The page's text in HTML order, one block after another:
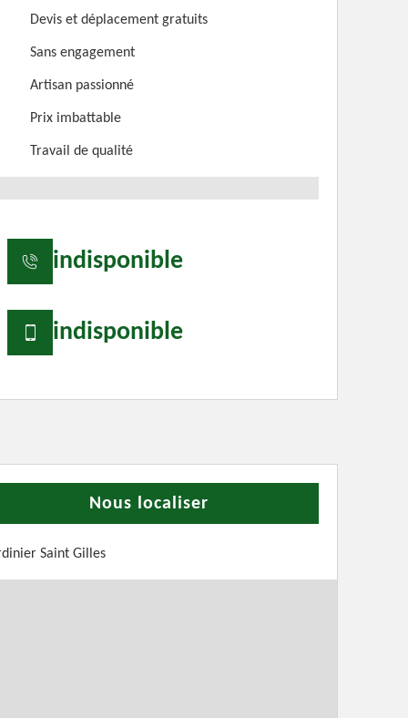
Devis et déplacement gratuits
Sans engagement
Artisan passionné
Prix imbattable
Travail de qualité
indisponible
indisponible
Nous localiser
Saint Gilles